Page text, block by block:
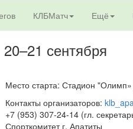
КЛБМатч Ещё
20–21 сентября
Место старта: Стадион
Контакты организаторов:
+7 (953) 307-24-14 (гл.
Спорткомитет г. Апатиты